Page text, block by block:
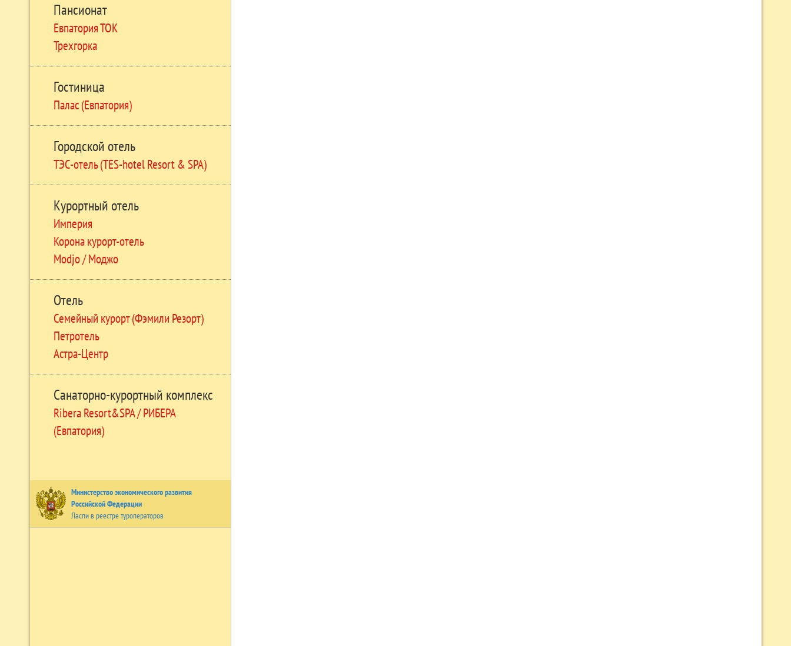
Пансионат
Евпатория ТОК
Трехгорка
Гостиница
Палас (Евпатория)
Городской отель
ТЭС-отель (TES-hotel Resort & SPA)
Курортный отель
Империя
Корона курорт-отель
Modjo / Моджо
Отель
Семейный курорт (Фэмили Резорт)
Петротель
Астра-Центр
Санаторно-курортный комплекс
Ribera Resort&SPA / РИБЕРА
(Евпатория)
Министерство экономического развития
Российской Федерации
Ласпи в реестре туроператоров